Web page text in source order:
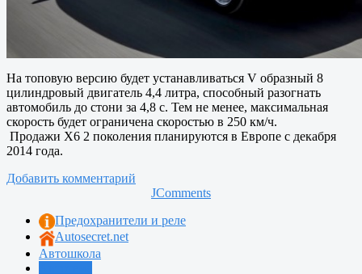
На топовую версию будет устанавливаться V образный 8
цилиндровый двигатель 4,4 литра, способный разогнать
автомобиль до стони за 4,8 с. Тем не менее, максимальная
скорость будет ограничена скоростью в 250 км/ч.
Продажи X6 2 поколения планируются в Европе с декабря
2014 года.
Добавить комментарий
JComments
Предохранители и реле
Autosecret.net
Автошкола